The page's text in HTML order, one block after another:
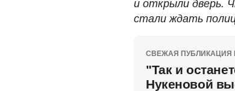
и открыли дверь.
стали ждать
СВЕЖАЯ ПУБЛИКАЦИЯ
"Так и
Нукеновой